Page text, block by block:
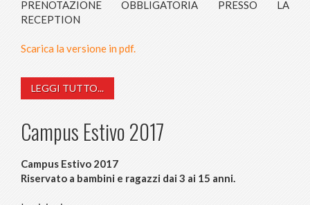
PRENOTAZIONE OBBLIGATORIA PRESSO LA
RECEPTION
Scarica la versione in pdf.
LEGGI TUTTO...
Campus Estivo 2017
Campus Estivo 2017
Riservato a bambini e ragazzi dai 3 ai 15 anni.